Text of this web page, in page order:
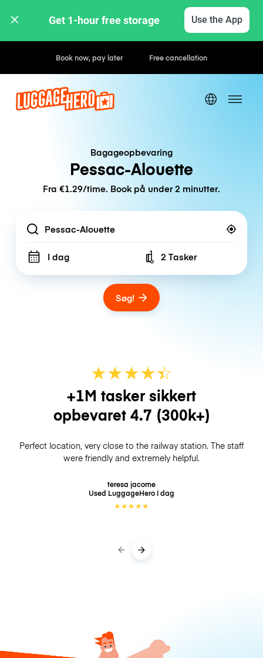
Get 1-hour free storage Use the App
Hourly / Daily Rates
Bagageopbevaring
Pessac-Alouette
Fra €1.29/time. Book på under 2 minutter.
Location
I dag Number of bags
2 Tasker
Søg!
★★★★☆
★
+1M tasker sikkert
opbevaret 4.7 (300k+)
Perfect location, very close to the railway station. The staff
were friendly and extremely helpful.
teresa jacome
Used LuggageHero I dag
★★★★★